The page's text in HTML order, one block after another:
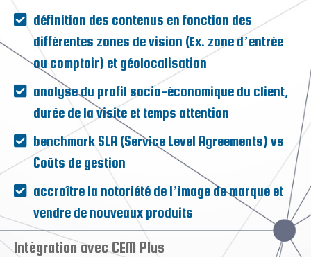
définition des contenus en fonction des
différentes zones de vision (Ex. zone d’entrée
ou comptoir) et géolocalisation
analyse du profil socio-économique du client,
durée de la visite et temps attention
benchmark SLA (Service Level Agreements) vs
Coûts de gestion
accroître la notoriété de l’image de marque et
vendre de nouveaux produits
Intégration avec CEM Plus